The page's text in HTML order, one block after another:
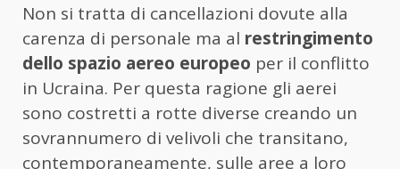
Non si tratta di cancellazioni dovute alla
carenza di personale ma al restringimento
dello spazio aereo europeo per il conflitto
in Ucraina. Per questa ragione gli aerei
sono costretti a rotte diverse creando un
sovrannumero di velivoli che transitano,
contemporaneamente, sulle aree a loro